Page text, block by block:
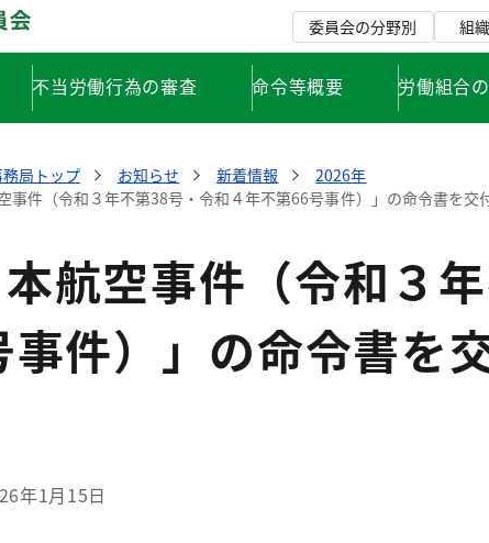
委員会の分野別 組
不当労働行為の審査 命令等概要 労働組合
局トップ お知らせ 新着情報
2026年
空事件（令和３年不第38号・令和４年不第66号事件）」の命令書を交
本航空事件（令和３
件）」の命令書を
年1月15日